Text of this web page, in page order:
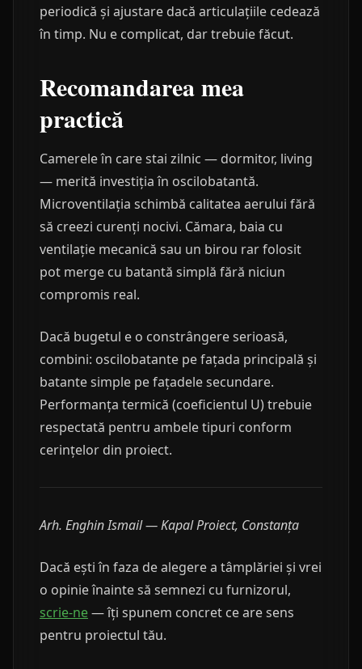
periodică și ajustare dacă articulațiile cedează
în timp. Nu e complicat, dar trebuie făcut.
Recomandarea mea
practică
Camerele în care stai zilnic — dormitor, living
— merită investiția în oscilobatantă.
Microventilația schimbă calitatea aerului fără
să creezi curenți nocivi. Cămara, baia cu
ventilație mecanică sau un birou rar folosit
pot merge cu batantă simplă fără niciun
compromis real.
Dacă bugetul e o constrângere serioasă,
combini: oscilobatante pe fațada principală și
batante simple pe fațadele secundare.
Performanța termică (coeficientul U) trebuie
respectată pentru ambele tipuri conform
cerințelor din proiect.
Arh. Enghin Ismail — Kapal Proiect, Constanța
Dacă ești în faza de alegere a tâmplăriei și vrei
o opinie înainte să semnezi cu furnizorul,
scrie-ne— îți spunem concret ce are sens
pentru proiectul tău.